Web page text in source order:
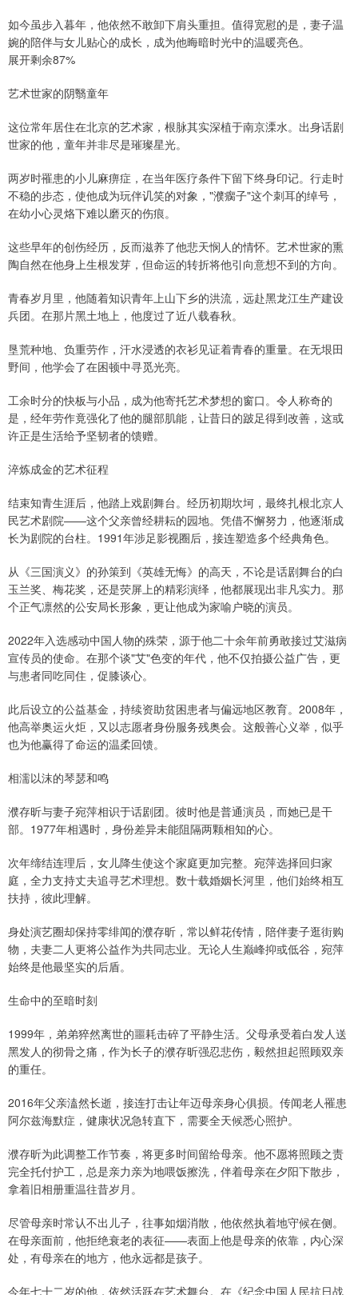
如今虽步入暮年，他依然不敢卸下肩头重担。值得宽慰的是，妻子温
婉的陪伴与女儿贴心的成长，成为他晦暗时光中的温暖亮色。
展开剩余87%
艺术世家的阴翳童年
这位常年居住在北京的艺术家，根脉其实深植于南京溧水。出身话剧
世家的他，童年并非尽是璀璨星光。
两岁时罹患的小儿麻痹症，在当年医疗条件下留下终身印记。行走时
不稳的步态，使他成为玩伴讥笑的对象，"濮瘸子"这个刺耳的绰号，
在幼小心灵烙下难以磨灭的伤痕。
这些早年的创伤经历，反而滋养了他悲天悯人的情怀。艺术世家的熏
陶自然在他身上生根发芽，但命运的转折将他引向意想不到的方向。
青春岁月里，他随着知识青年上山下乡的洪流，远赴黑龙江生产建设
兵团。在那片黑土地上，他度过了近八载春秋。
垦荒种地、负重劳作，汗水浸透的衣衫见证着青春的重量。在无垠田
野间，他学会了在困顿中寻觅光亮。
工余时分的快板与小品，成为他寄托艺术梦想的窗口。令人称奇的
是，经年劳作竟强化了他的腿部肌能，让昔日的跛足得到改善，这或
许正是生活给予坚韧者的馈赠。
淬炼成金的艺术征程
结束知青生涯后，他踏上戏剧舞台。经历初期坎坷，最终扎根北京人
民艺术剧院——这个父亲曾经耕耘的园地。凭借不懈努力，他逐渐成
长为剧院的台柱。1991年涉足影视圈后，接连塑造多个经典角色。
从《三国演义》的孙策到《英雄无悔》的高天，不论是话剧舞台的白
玉兰奖、梅花奖，还是荧屏上的精彩演绎，他都展现出非凡实力。那
个正气凛然的公安局长形象，更让他成为家喻户晓的演员。
2022年入选感动中国人物的殊荣，源于他二十余年前勇敢接过艾滋病
宣传员的使命。在那个谈"艾"色变的年代，他不仅拍摄公益广告，更
与患者同吃同住，促膝谈心。
此后设立的公益基金，持续资助贫困患者与偏远地区教育。2008年，
他高举奥运火炬，又以志愿者身份服务残奥会。这般善心义举，似乎
也为他赢得了命运的温柔回馈。
相濡以沫的琴瑟和鸣
濮存昕与妻子宛萍相识于话剧团。彼时他是普通演员，而她已是干
部。1977年相遇时，身份差异未能阻隔两颗相知的心。
次年缔结连理后，女儿降生使这个家庭更加完整。宛萍选择回归家
庭，全力支持丈夫追寻艺术理想。数十载婚姻长河里，他们始终相互
扶持，彼此理解。
身处演艺圈却保持零绯闻的濮存昕，常以鲜花传情，陪伴妻子逛街购
物，夫妻二人更将公益作为共同志业。无论人生巅峰抑或低谷，宛萍
始终是他最坚实的后盾。
生命中的至暗时刻
1999年，弟弟猝然离世的噩耗击碎了平静生活。父母承受着白发人送
黑发人的彻骨之痛，作为长子的濮存昕强忍悲伤，毅然担起照顾双亲
的重任。
2016年父亲溘然长逝，接连打击让年迈母亲身心俱损。传闻老人罹患
阿尔兹海默症，健康状况急转直下，需要全天候悉心照护。
濮存昕为此调整工作节奏，将更多时间留给母亲。他不愿将照顾之责
完全托付护工，总是亲力亲为地喂饭擦洗，伴着母亲在夕阳下散步，
拿着旧相册重温往昔岁月。
尽管母亲时常认不出儿子，往事如烟消散，他依然执着地守候在侧。
在母亲面前，他拒绝衰老的表征——表面上他是母亲的依靠，内心深
处，有母亲在的地方，他永远都是孩子。
今年七十二岁的他，依然活跃在艺术舞台。在《纪念中国人民抗日战